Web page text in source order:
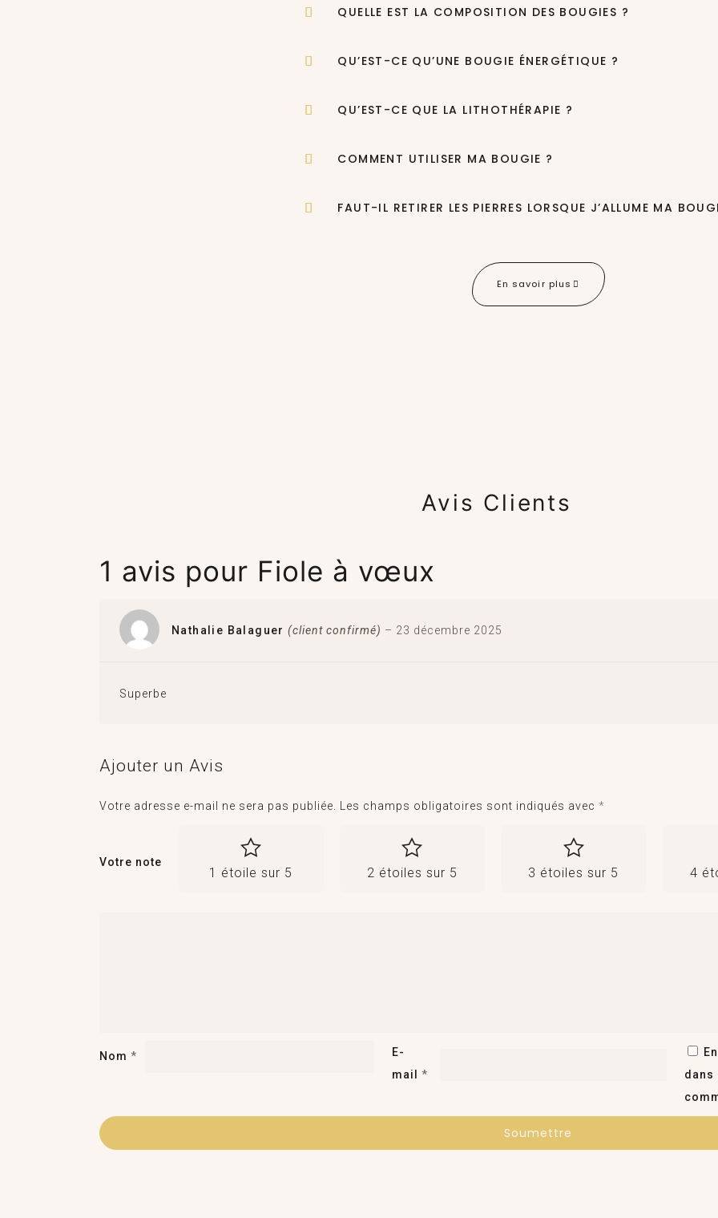
QUELLE EST LA COMPOSITION DES BOUGIES ?
QU’EST-CE QU’UNE BOUGIE ÉNERGÉTIQUE ?
QU’EST-CE QUE LA LITHOTHÉRAPIE ?
COMMENT UTILISER MA BOUGIE ?
FAUT-IL RETIRER LES PIERRES LORSQUE J’ALLUME MA
En savoir plus
Avis Clients
1 avis pour Fiole à vœux
Nathalie Balaguer(client confirmé) – 23 décembre 2025
Superbe
Ajouter un Avis
Votre adresse e-mail ne sera pas publiée. Les champs obligatoires sont indiqués avec *
Votre note
1 étoile sur 5 2 étoiles sur 5 3 étoiles sur 5 4
Nom *
E-
mail *
dans